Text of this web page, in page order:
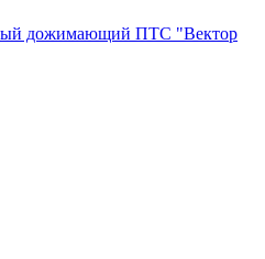
дожимающий ПТС "Вектор